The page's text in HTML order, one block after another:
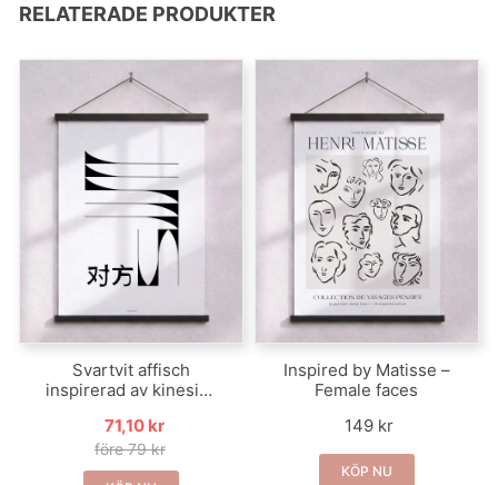
RELATERADE PRODUKTER
Svartvit affisch
inspirerad av kinesisk
71,10 kr
före 79 kr
Inspired by Matisse –
Female faces
149 kr
KÖP NU